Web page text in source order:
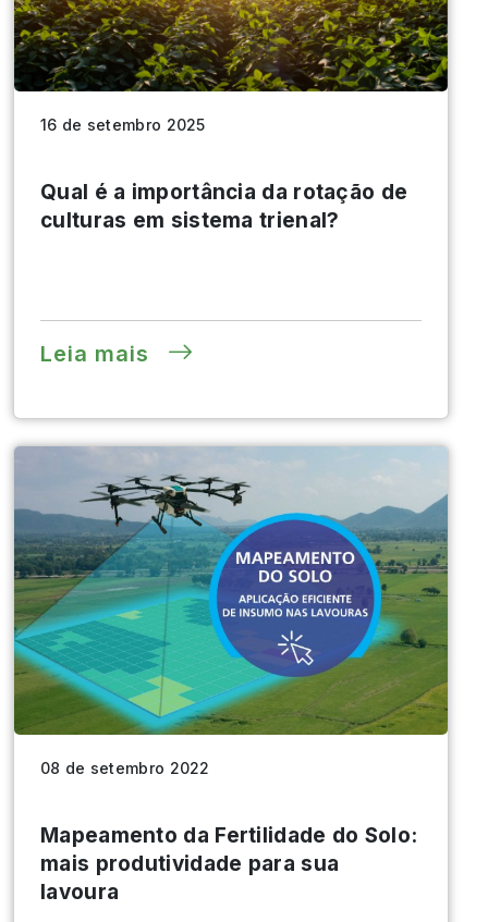
16 de setembro 2025
Qual é a importância da rotação de
culturas em sistema trienal?
Leia mais
08 de setembro 2022
Mapeamento da Fertilidade do Solo:
mais produtividade para sua
lavoura